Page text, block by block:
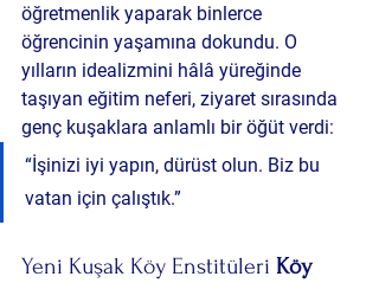
öğretmenlik yaparak binlerce
öğrencinin yaşamına dokundu. O
yılların idealizmini hâlâ yüreğinde
taşıyan eğitim neferi, ziyaret sırasında
genç kuşaklara anlamlı bir öğüt verdi:
“İşinizi iyi yapın, dürüst olun. Biz bu
vatan için çalıştık.”
Yeni Kuşak Köy Enstitüleri Köy